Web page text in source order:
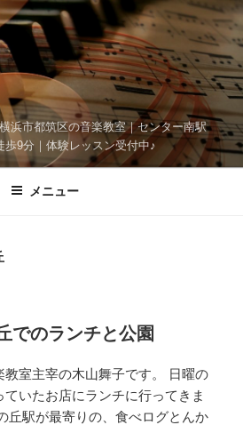
浜市都筑区の音楽教室｜センター南駅
9分｜体験レッスン受付中♪
メニュー
でのランチと公園
教室主宰の木山舞子です。 日曜の
いたお店にランチに行ってきま
丘駅が最寄りの、食べログとんか